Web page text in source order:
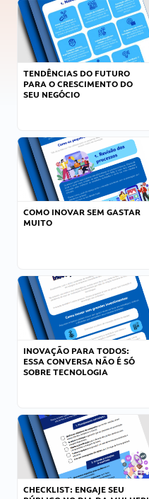
TENDÊNCIAS DO FUTURO
PARA O CRESCIMENTO DO
SEU NEGÓCIO
COMO INOVAR SEM GASTAR
MUITO
INOVAÇÃO PARA TODOS:
ESSA CONVERSA NÃO É SÓ
SOBRE TECNOLOGIA
CHECKLIST: ENGAJE SEU